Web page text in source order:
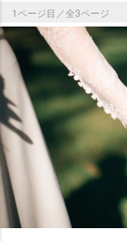
1ページ目／全3ページ